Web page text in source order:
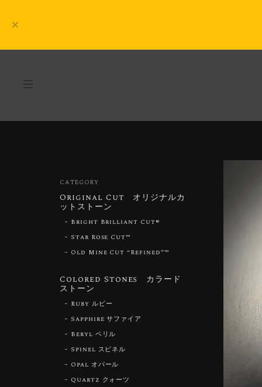
CATEGORY
Original Cut オリジナルカ
ットストーン
Bright Brilliant Cut®︎
Star Rose Cut™︎
Old Mine Cut “Refined”™︎
Colored Stones カラード
ストーン
Ruby ルビー
Sapphire サファイア
Beryl ベリル
Spinel スピネル
Opal オパール
Quartz クォーツ